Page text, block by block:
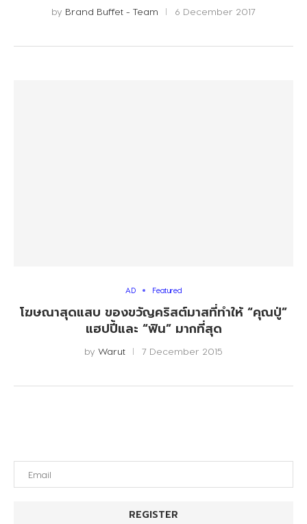
by Brand Buffet - Team 6 December 2017
AD Featured
โฆษณาสุดแสบ ของขวัญคริสต์มาสที่ทำให้ “คุณปู่”
แฮปปี้และ “ฟิน” มากที่สุด
by Warut 7 December 2015